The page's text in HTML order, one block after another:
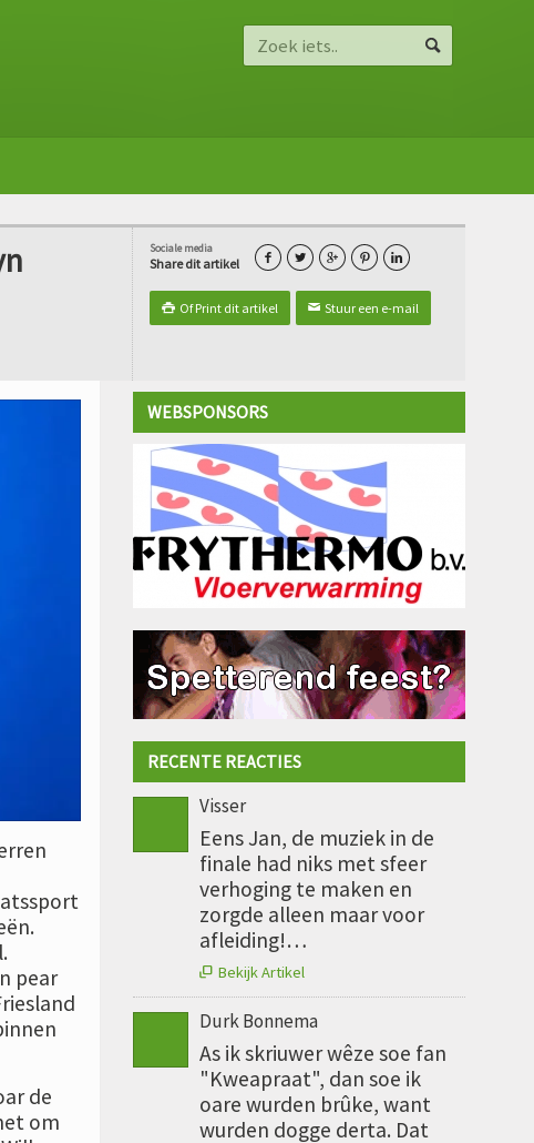
Sociale media
Share dit artikel     
 Of Print dit artikel ✉ Stuur een e-mail
pear
de
om
WEBSPONSORS
RECENTE REACTIES
Visser
Eens Jan, de muziek in de
finale had niks met sfeer
verhoging te maken en
zorgde alleen maar voor
afleiding!…
 Bekijk Artikel
Durk Bonnema
As ik skriuwer wêze soe fan
"Kweapraat", dan soe ik
oare wurden brûke, want
wurden dogge derta. Dat